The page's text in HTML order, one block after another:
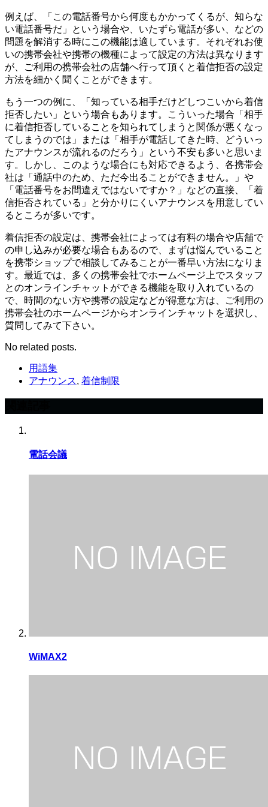
例えば、「この電話番号から何度もかかってくるが、知らな
い電話番号だ」という場合や、いたずら電話が多い、などの
問題を解消する時にこの機能は適しています。それぞれお使
いの携帯会社や携帯の機種によって設定の方法は異なります
が、ご利用の携帯会社の店舗へ行って頂くと着信拒否の設定
方法を細かく聞くことができます。
もう一つの例に、「知っている相手だけどしつこいから着信
拒否したい」という場合もあります。こういった場合「相手
に着信拒否していることを知られてしまうと関係が悪くなっ
てしまうのでは」または「相手が電話してきた時、どういっ
たアナウンスが流れるのだろう」という不安も多いと思いま
す。しかし、このような場合にも対応できるよう、各携帯会
社は「通話中のため、ただ今出ることができません。」や
「電話番号をお間違えではないですか？」などの直接、「着
信拒否されている」と分かりにくいアナウンスを用意してい
るところが多いです。
着信拒否の設定は、携帯会社によっては有料の場合や店舗で
の申し込みが必要な場合もあるので、まずは悩んでいること
を携帯ショップで相談してみることが一番早い方法になりま
す。最近では、多くの携帯会社でホームページ上でスタッフ
とのオンラインチャットができる機能を取り入れているの
で、時間のない方や携帯の設定などが得意な方は、ご利用の
携帯会社のホームページからオンラインチャットを選択し、
質問してみて下さい。
No related posts.
用語集
アナウンス, 着信制限
電話会議
WiMAX2